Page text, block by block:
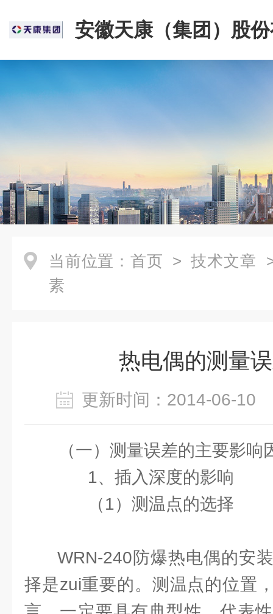
安徽天康（集团）股
司
当前位置： 首页 > 技术文章
素
热电偶的测量
更新时间：2014-06-
（一）测量误差的主要影响
1、插入深度的影响
（1）测温点的选择
WRN-240防爆热电偶的安装
择是zui重要的。测温点的位置